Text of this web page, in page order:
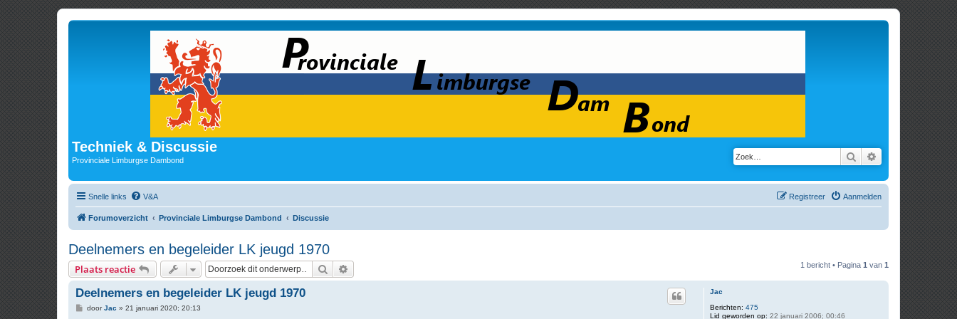
Techniek & Discussie
Provinciale Limburgse Dambond Zoek Uitgebreid zoeken
Snelle links V&A Aanmelden
Registreer
Forumoverzicht Provinciale Limburgse Dambond Discussie
Deelnemers en begeleider LK jeugd 1970
Plaats reactie Zoek 1 bericht • Pagina 1 van 1
Jac
Berichten: 475
Lid geworden op: 22 januari 2006; 00:46
Deelnemers en begeleider LK jeugd 1970
BdoorJac » 21 januari 2020; 20:13